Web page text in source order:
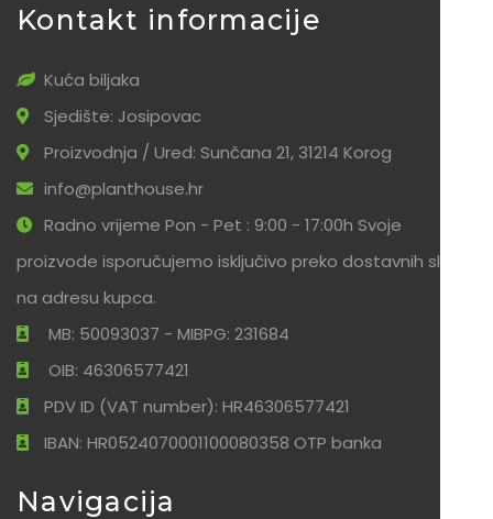
Kontakt informacije
Kuća biljaka
Sjedište: Josipovac
Proizvodnja / Ured: Sunčana 21, 31214 Korog
info@planthouse.hr
Radno vrijeme Pon - Pet : 9:00 - 17:00h Svoje
proizvode isporučujemo isključivo preko dostavnih službi
na adresu kupca.
MB: 50093037 - MIBPG: 231684
OIB: 46306577421
PDV ID (VAT number): HR46306577421
IBAN: HR0524070001100080358 OTP banka
Navigacija